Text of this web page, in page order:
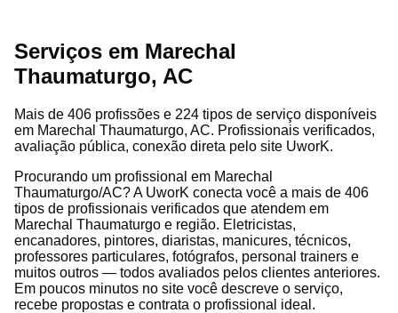
Serviços em Marechal
Thaumaturgo, AC
Mais de 406 profissões e 224 tipos de serviço disponíveis
em Marechal Thaumaturgo, AC. Profissionais verificados,
avaliação pública, conexão direta pelo site UworK.
Procurando um profissional em Marechal
Thaumaturgo/AC? A UworK conecta você a mais de 406
tipos de profissionais verificados que atendem em
Marechal Thaumaturgo e região. Eletricistas,
encanadores, pintores, diaristas, manicures, técnicos,
professores particulares, fotógrafos, personal trainers e
muitos outros — todos avaliados pelos clientes anteriores.
Em poucos minutos no site você descreve o serviço,
recebe propostas e contrata o profissional ideal.